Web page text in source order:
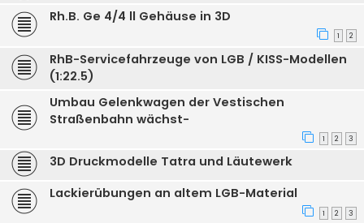
Rh.B. Ge 4/4 ll Gehäuse in 3D
1 2
RhB-Servicefahrzeuge von LGB / KISS-Modellen
(1:22.5)
Umbau Gelenkwagen der Vestischen
Straßenbahn wächst-
1 2 3
3D Druckmodelle Tatra und Läutewerk
Lackierübungen an altem LGB-Material
1 2 3